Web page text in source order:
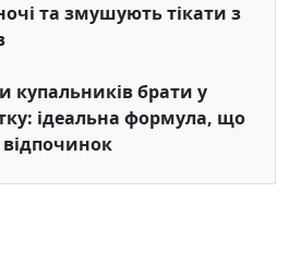
та змушують тікати з
купальників брати у
ідеальна формула, що
відпочинок